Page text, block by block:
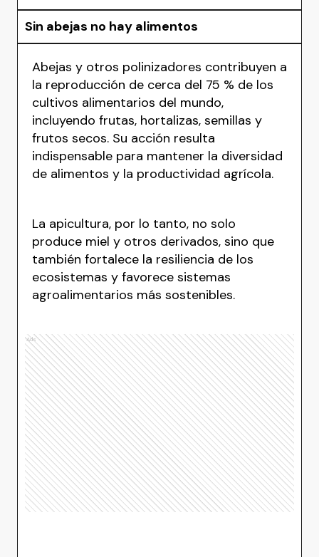
Sin abejas no hay alimentos
Abejas y otros polinizadores contribuyen a
la reproducción de cerca del 75 % de los
cultivos alimentarios del mundo,
incluyendo frutas, hortalizas, semillas y
frutos secos. Su acción resulta
indispensable para mantener la diversidad
de alimentos y la productividad agrícola.
La apicultura, por lo tanto, no solo
produce miel y otros derivados, sino que
también fortalece la resiliencia de los
ecosistemas y favorece sistemas
agroalimentarios más sostenibles.
Ads